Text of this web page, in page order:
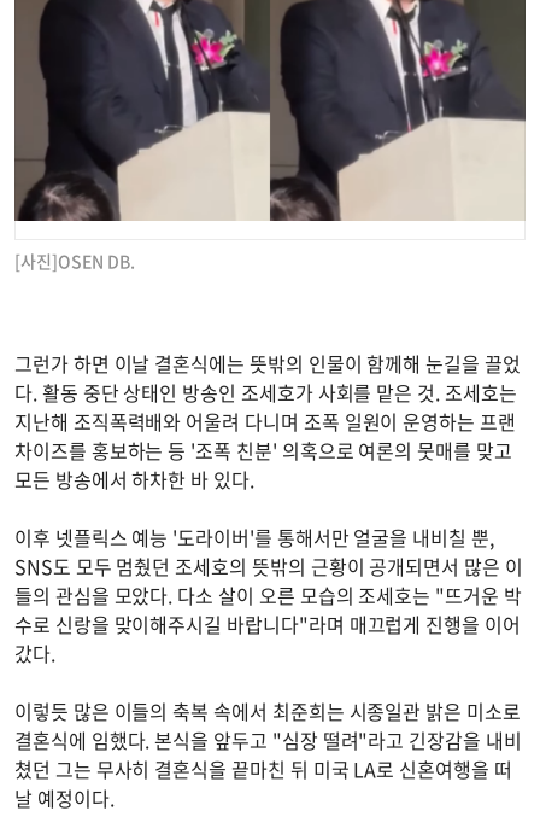
[사진]OSEN DB.
그런가 하면 이날 결혼식에는 뜻밖의 인물이 함께해 눈길을 끌었
다. 활동 중단 상태인 방송인 조세호가 사회를 맡은 것. 조세호는
지난해 조직폭력배와 어울려 다니며 조폭 일원이 운영하는 프랜
차이즈를 홍보하는 등 '조폭 친분' 의혹으로 여론의 뭇매를 맞고
모든 방송에서 하차한 바 있다.
이후 넷플릭스 예능 '도라이버'를 통해서만 얼굴을 내비칠 뿐,
SNS도 모두 멈췄던 조세호의 뜻밖의 근황이 공개되면서 많은 이
들의 관심을 모았다. 다소 살이 오른 모습의 조세호는 "뜨거운 박
수로 신랑을 맞이해주시길 바랍니다"라며 매끄럽게 진행을 이어
갔다.
이렇듯 많은 이들의 축복 속에서 최준희는 시종일관 밝은 미소로
결혼식에 임했다. 본식을 앞두고 "심장 떨려"라고 긴장감을 내비
쳤던 그는 무사히 결혼식을 끝마친 뒤 미국 LA로 신혼여행을 떠
날 예정이다.